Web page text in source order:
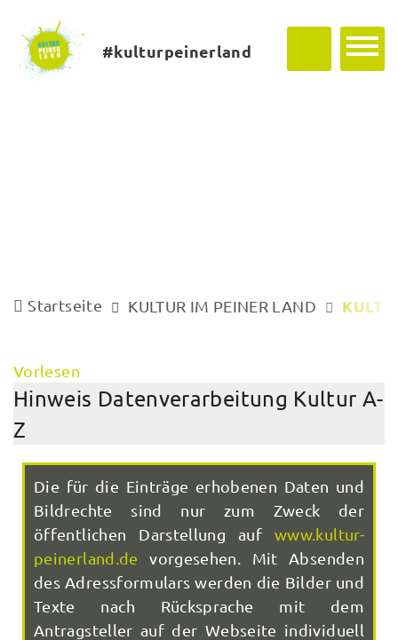
#kulturpeinerland
Startseite KULTUR IM PEINER LAND
Vorlesen
Hinweis Datenverarbeitung Kultur A-
Z
Die für die Einträge erhobenen Daten und
Bildrechte sind nur zum Zweck der
öffentlichen Darstellung aufwww.kultur-
peinerland.de vorgesehen. Mit Absenden
des Adressformulars werden die Bilder und
Texte nach Rücksprache mit dem
Antragsteller auf der Webseite individuell